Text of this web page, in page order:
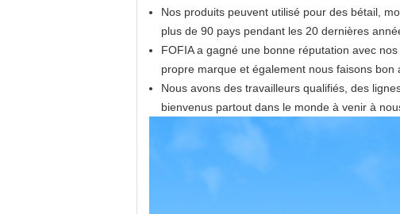
Nos produits peuvent utilisé pour des bétail,
plus de 90 pays pendant les 20 dernières
FOFIA a gagné une bonne réputation avec
propre marque et également nous faisons bon
Nous avons des travailleurs qualifiés, des
bienvenus partout dans le monde à venir à